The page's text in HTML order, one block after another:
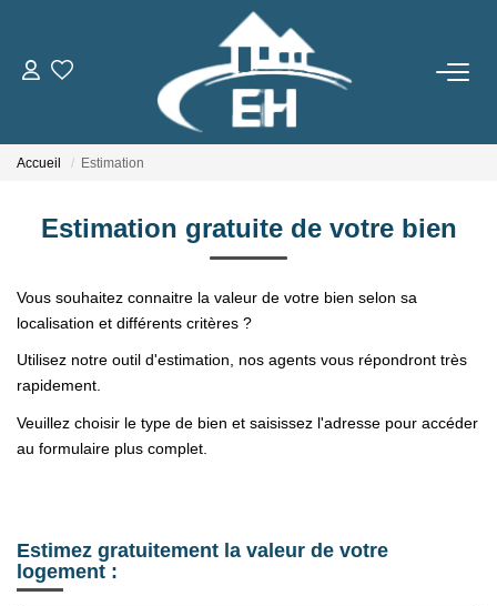
ACHETER
Nos Biens
NOTRE AGENCE
Nos Actualités
Accueil Estimation
Estimation gratuite de votre bien
Vous souhaitez connaitre la valeur de votre bien selon sa
localisation et différents critères ?
Utilisez notre outil d'estimation, nos agents vous répondront très
rapidement.
Veuillez choisir le type de bien et saisissez l'adresse pour accéder
au formulaire plus complet.
Estimez gratuitement la valeur de votre
logement :